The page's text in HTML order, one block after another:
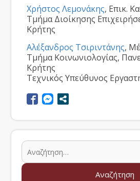
Χρήστος Λεμονάκης, Επικ.
Τμήμα Διοίκησης
Κρήτης
Αλέξανδρος Τσιριντάνης,
Τμήμα Κοινωνιολογίας,
Κρήτης
Τεχνικός Υπεύθυνος